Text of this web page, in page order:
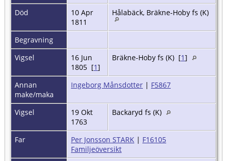
Död
10 Apr
1811
Hålabäck, Bräkne-Hoby fs (K)
Begravning
Vigsel
16 Jun
1805 [1]
Bräkne-Hoby fs (K) [1]
Annan
make/maka
Ingeborg Månsdotter | F5867
Vigsel
19 Okt
1763
Backaryd fs (K)
Far Per Jonsson STARK | F16105
Familjeöversikt